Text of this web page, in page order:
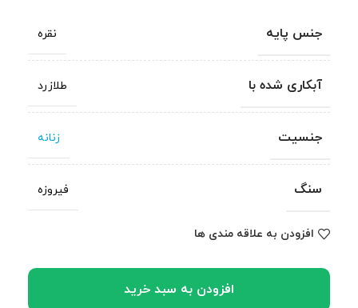
جنس پایه نقره
آبکاری شده با طلازرد
جنسیت زنانه
سنگ فیروزه
افزودن به علاقه مندی ها
افزودن به سبد خرید